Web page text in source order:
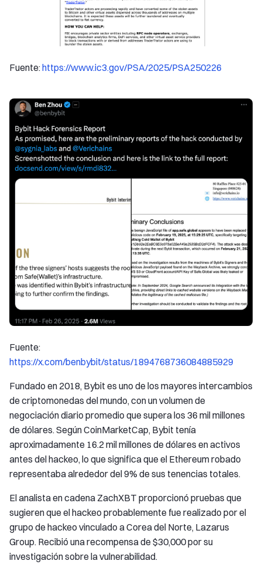
Fuente:https://www.ic3.gov/PSA/2025/PSA250226
Fuente:
https://x.com/benbybit/status/1894768736084885929
Fundado en 2018, Bybit es uno de los mayores intercambios
de criptomonedas del mundo, con un volumen de
negociación diario promedio que supera los 36 mil millones
de dólares. Según CoinMarketCap, Bybit tenía
aproximadamente 16.2 mil millones de dólares en activos
antes del hackeo, lo que significa que el Ethereum robado
representaba alrededor del 9% de sus tenencias totales.
El analista en cadena ZachXBT proporcionó pruebas que
sugieren que el hackeo probablemente fue realizado por el
grupo de hackeo vinculado a Corea del Norte, Lazarus
Group. Recibió una recompensa de $30,000 por su
investigación sobre la vulnerabilidad.